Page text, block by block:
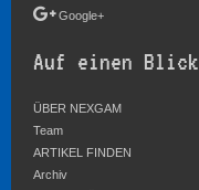
Google+
Auf einen Blick
ÜBER NEXGAM
Team
ARTIKEL FINDEN
Archiv